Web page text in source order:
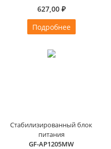
627,00 ₽
Подробнее
Стабилизированный блок
питания
GF-AP1205MW